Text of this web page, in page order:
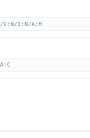
C:N/I:N/A:H